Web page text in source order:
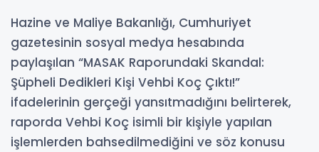
Hazine ve Maliye Bakanlığı, Cumhuriyet
gazetesinin sosyal medya hesabında
paylaşılan “MASAK Raporundaki Skandal:
Şüpheli Dedikleri Kişi Vehbi Koç Çıktı!”
ifadelerinin gerçeği yansıtmadığını belirterek,
raporda Vehbi Koç isimli bir kişiyle yapılan
işlemlerden bahsedilmediğini ve söz konusu